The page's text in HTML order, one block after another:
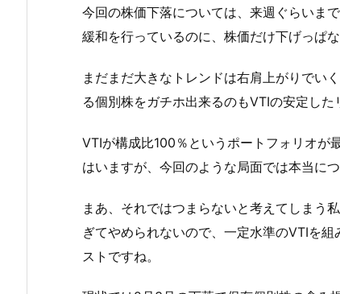
今回の株価下落については、来週ぐらいま
緩和を行っているのに、株価だけ下げっぱ
まだまだ大きなトレンドは右肩上がりでい
る個別株をガチホ出来るのもVTIの安定した
VTIが構成比100％というポートフォリオが
はいますが、今回のような局面では本当につ
まあ、それではつまらないと考えてしまう
ぎてやめられないので、一定水準のVTIを
ストですね。